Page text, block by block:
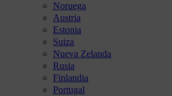
Noruega
Austria
Estonia
Suiza
Nueva Zelanda
Rusia
Finlandia
Portugal